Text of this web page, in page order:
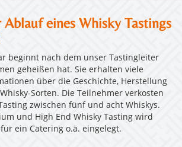
eines Whisky Tastings
beginnt nach dem unser Tastingleiter
geheißen hat. Sie erhalten viele
über die Geschichte, Herstellung
Sorten. Die Teilnehmer verkosten
zwischen fünf und acht Whiskys.
und High End Whisky Tasting wird
ein Catering o.ä. eingelegt.